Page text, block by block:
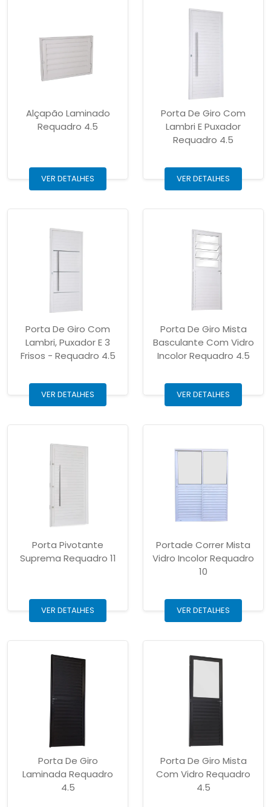
Alçapão Laminado
Requadro 4.5
VER DETALHES
Porta De Giro Com
Lambri E Puxador
Requadro 4.5
VER DETALHES
Porta De Giro Com
Lambri, Puxador E 3
Frisos - Requadro 4.5
VER DETALHES
Porta De Giro Mista
Basculante Com Vidro
Incolor Requadro 4.5
VER DETALHES
Porta Pivotante
Suprema Requadro 11
VER DETALHES
Portade Correr Mista
Vidro Incolor Requadro
10
VER DETALHES
Porta De Giro
Laminada Requadro
4.5
Porta De Giro Mista
Com Vidro Requadro
4.5